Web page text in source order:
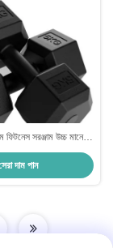
ফিটনেস সরঞ্জাম উচ্চ মানের
ডাম্বল বিভিন্ন 5 কেজি 10
কেজি 25 কেজি 30 কেজি
কেজি আর্ম
দাম পান